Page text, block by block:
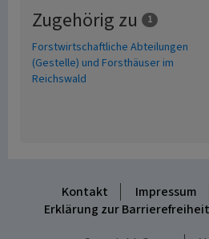
Zugehörig zu 1
Forstwirtschaftliche Abteilungen
(Gestelle) und Forsthäuser im
Reichswald
Kontakt Impressum
Erklärung zur Barrierefreiheit